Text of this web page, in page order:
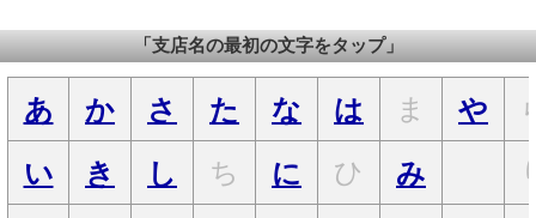
「支店名の最初の文字をタップ」
あ か さ た な は ま や
い
き し ち に ひ み